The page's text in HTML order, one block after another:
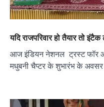
यदि राजपरिवार हो तैयार तो
आज इंडियन नेशनल ट्रस्ट फॉर
मधुबनी चैप्टर के शुभारंभ के